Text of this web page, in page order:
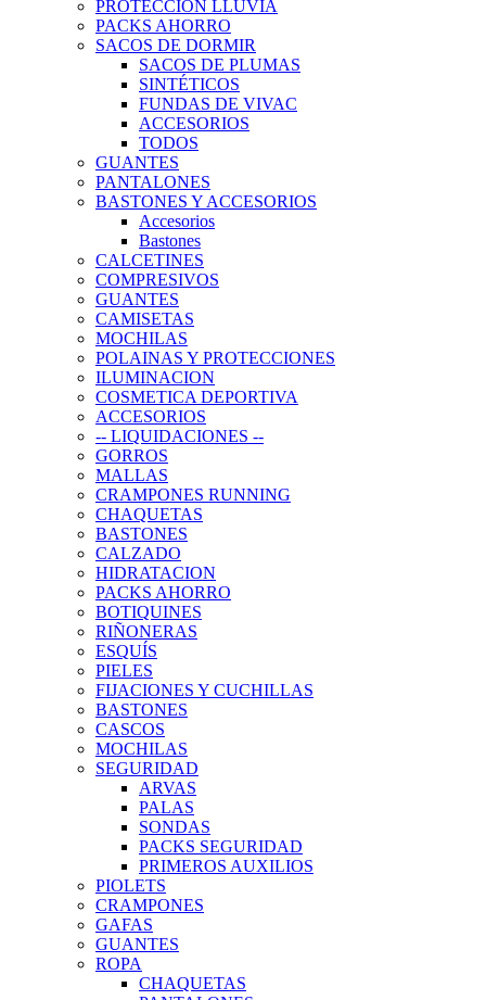
PROTECCIÓN LLUVIA
PACKS AHORRO
SACOS DE DORMIR
SACOS DE PLUMAS
SINTÉTICOS
FUNDAS DE VIVAC
ACCESORIOS
TODOS
GUANTES
PANTALONES
BASTONES Y ACCESORIOS
Accesorios
Bastones
CALCETINES
COMPRESIVOS
GUANTES
CAMISETAS
MOCHILAS
POLAINAS Y PROTECCIONES
ILUMINACION
COSMETICA DEPORTIVA
ACCESORIOS
-- LIQUIDACIONES --
GORROS
MALLAS
CRAMPONES RUNNING
CHAQUETAS
BASTONES
CALZADO
HIDRATACION
PACKS AHORRO
BOTIQUINES
RIÑONERAS
ESQUÍS
PIELES
FIJACIONES Y CUCHILLAS
BASTONES
CASCOS
MOCHILAS
SEGURIDAD
ARVAS
PALAS
SONDAS
PACKS SEGURIDAD
PRIMEROS AUXILIOS
PIOLETS
CRAMPONES
GAFAS
GUANTES
ROPA
CHAQUETAS